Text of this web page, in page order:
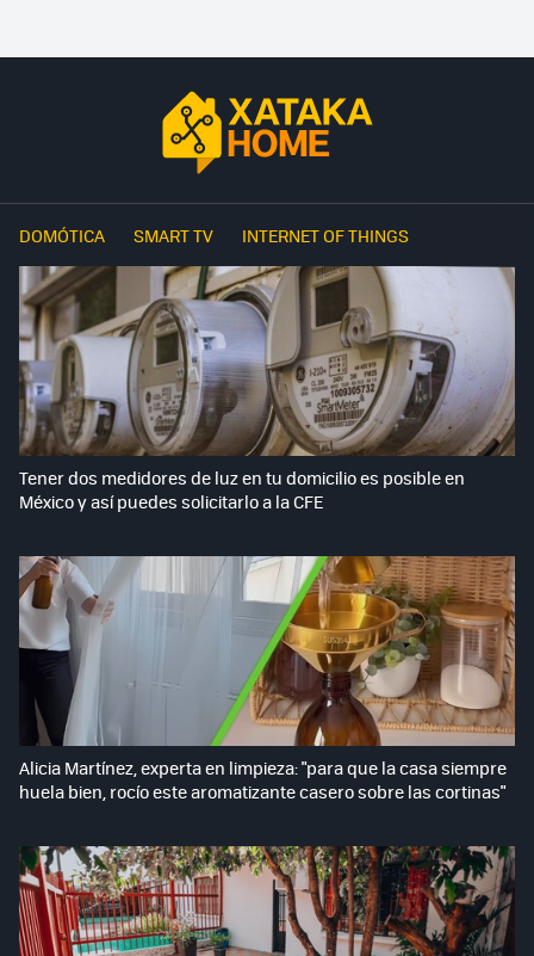
DOMÓTICA SMART TV INTERNET OF THINGS
Tener dos medidores de luz en tu domicilio es posible en
México y así puedes solicitarlo a la CFE
Alicia Martínez, experta en limpieza: "para que la casa siempre
huela bien, rocío este aromatizante casero sobre las cortinas"